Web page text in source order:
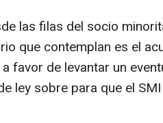
las filas del socio
que contemplan es el
favor de levantar un
ley sobre para que el